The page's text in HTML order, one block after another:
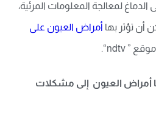
لمعالجة المعلومات المرئية،
أن تؤثر بها أمراض العيون على
موقع ” ndtv
“.
أمراض العيون إلى مشكلات